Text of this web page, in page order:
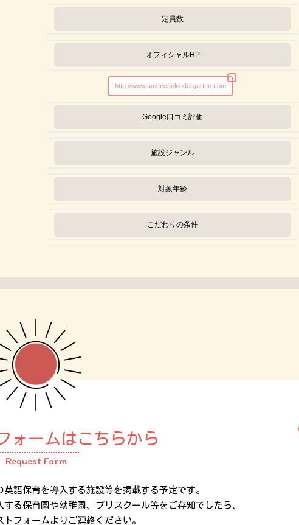
定員数
オフィシャルHP
http://www.americankindergarten.com
Google口コミ評価
施設ジャンル
対象年齢
こだわりの条件
ォームはこちらから
Request Form
語保育を導入する施設等を掲載する予定です。
る保育園や幼稚園、プリスクール等をご存知でしたら、
フォームよりご連絡ください。